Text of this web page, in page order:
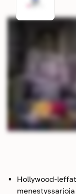
Hollywood-
menestyssarjoja